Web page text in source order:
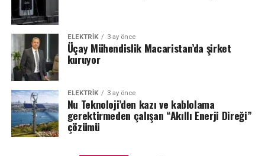
ELEKTRİK 3 ay önce
Üçay Mühendislik Macaristan’da şirket
kuruyor
ELEKTRİK 3 ay önce
Nu Teknoloji’den kazı ve kablolama
gerektirmeden çalışan “Akıllı Enerji Direği”
çözümü